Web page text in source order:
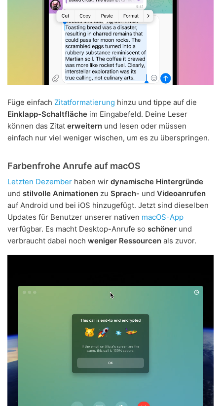
Füge einfach Zitatformatierung hinzu und tippe auf die
Einklapp-Schaltfläche im Eingabefeld. Deine Leser
können das Zitat erweitern und lesen oder müssen
einfach nur viel weniger wischen, um es zu überspringen.
Farbenfrohe Anrufe auf macOS
Letzten Dezember haben wir dynamische Hintergründe
und stilvolle Animationen zu Sprach- und Videoanrufen
auf Android und bei iOS hinzugefügt. Jetzt sind dieselben
Updates für Benutzer unserer nativen macOS-App
verfügbar. Es macht Desktop-Anrufe so schöner und
verbraucht dabei noch weniger Ressourcen als zuvor.